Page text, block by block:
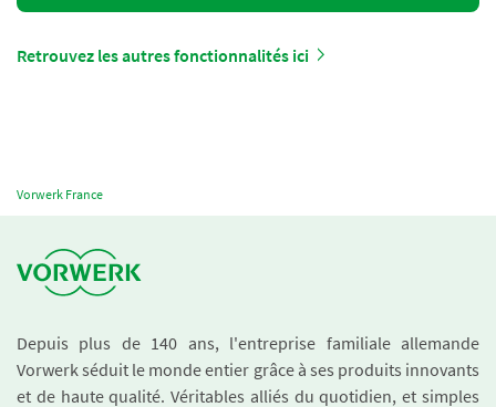
Retrouvez les autres fonctionnalités ici
Vorwerk France
Depuis plus de 140 ans, l'entreprise familiale allemande
Vorwerk séduit le monde entier grâce à ses produits innovants
et de haute qualité. Véritables alliés du quotidien, et simples